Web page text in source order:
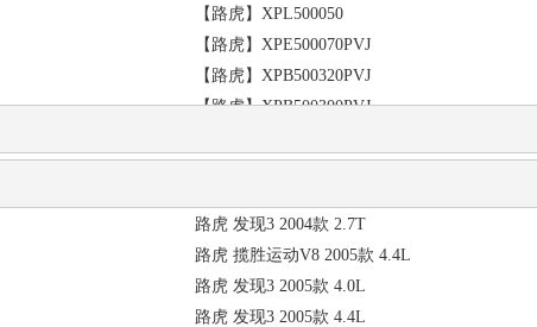
【路虎】XPL500050
【路虎】XPE500070PVJ
【路虎】XPB500320PVJ
【路虎】XPB500300PVJ
【路虎】
【路虎】
【路虎】XPC500130PVJ
【路虎】
路虎 发现3 2004款 2.7T
路虎 揽胜运动V8 2005款 4.4L
路虎 发现3 2005款 4.0L
路虎 发现3 2005款 4.4L